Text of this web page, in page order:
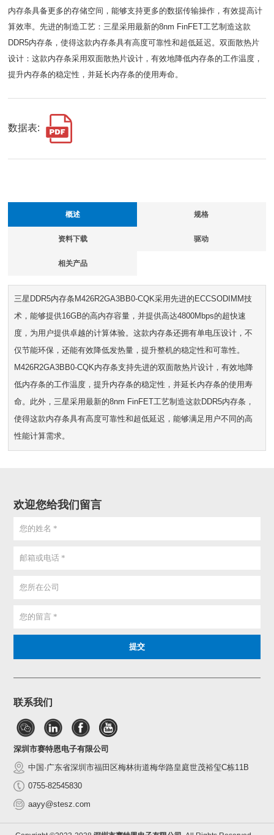
内存条具备更多的存储空间，能够支持更多的数据传输操作，有效提高计
算效率。先进的制造工艺：三星采用最新的8nm FinFET工艺制造这款
DDR5内存条，使得这款内存条具有高度可靠性和超低延迟。双面散热片
设计：这款内存条采用双面散热片设计，有效地降低内存条的工作温度，
提升内存条的稳定性，并延长内存条的使用寿命。
数据表:
概述 规格
资料下载 驱动
相关产品
三星DDR5内存条M426R2GA3BB0-CQK采用先进的ECCSODIMM技
术，能够提供16GB的高内存容量，并提供高达4800Mbps的超快速
度，为用户提供卓越的计算体验。这款内存条还拥有单电压设计，不
仅节能环保，还能有效降低发热量，提升整机的稳定性和可靠性。
M426R2GA3BB0-CQK内存条支持先进的双面散热片设计，有效地降
低内存条的工作温度，提升内存条的稳定性，并延长内存条的使用寿
命。此外，三星采用最新的8nm FinFET工艺制造这款DDR5内存条，
使得这款内存条具有高度可靠性和超低延迟，能够满足用户不同的高
性能计算需求。
欢迎您给我们留言
联系我们
深圳市赛特恩电子有限公司
中国·广东省深圳市福田区梅林街道梅华路皇庭世茂裕玺C栋11B
0755-82545830
aayy@stesz.com